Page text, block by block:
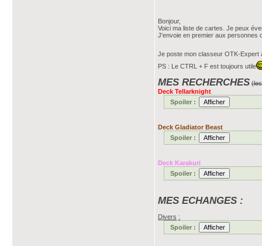
Bonjour,
Voici ma liste de cartes. Je peux
J'envoie en premier aux personnes
Je poste mon classeur OTK-Expert
PS : Le CTRL + F est toujours utile
MES RECHERCHES
Deck Tellarknight
Spoiler :
Deck Gladiator Beast
Spoiler :
Deck Karakuri
Spoiler :
MES ECHANGES :
Divers :
Spoiler :